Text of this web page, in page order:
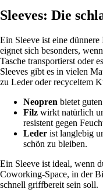
Sleeves: Die
Ein Sleeve ist eine
eignet sich besonders,
Tasche transportierst oder
Sleeves gibt es in vielen
zu Leder oder recyceltem
Neopren bietet
Filz wirkt natürlich
resistent gegen
Leder ist langlebig
schön zu bleiben.
Ein Sleeve ist ideal, wenn
Coworking-Space, in der
schnell griffbereit sein soll.